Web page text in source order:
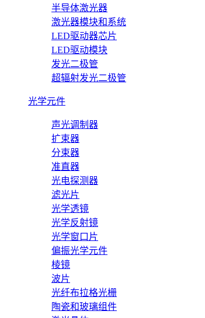
半导体激光器
激光器模块和系统
LED驱动器芯片
LED驱动模块
发光二极管
超辐射发光二极管
光学元件
声光调制器
扩束器
分束器
准直器
光电探测器
滤光片
光学透镜
光学反射镜
光学窗口片
偏振光学元件
棱镜
波片
光纤布拉格光栅
陶瓷和玻璃组件